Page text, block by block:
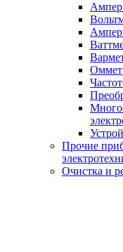
Прочие
Очистка и